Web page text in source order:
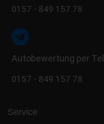
0157 - 849 157 78
Autobewertung per
0157 - 849 157 78
Service